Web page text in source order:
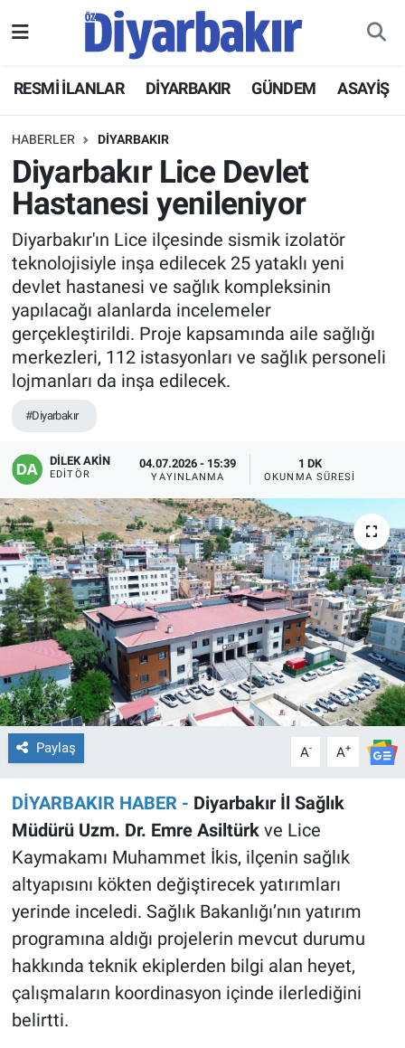
RESMİ İLANLAR DİYARBAKIR GÜNDEM ASAYİŞ
HABERLER DİYARBAKIR
Diyarbakır Lice Devlet
Hastanesi yenileniyor
Diyarbakır'ın Lice ilçesinde sismik izolatör
teknolojisiyle inşa edilecek 25 yataklı yeni
devlet hastanesi ve sağlık kompleksinin
yapılacağı alanlarda incelemeler
gerçekleştirildi. Proje kapsamında aile sağlığı
merkezleri, 112 istasyonları ve sağlık personeli
lojmanları da inşa edilecek.
#Diyarbakır
DİLEK AKİN
EDITÖR
04.07.2026 - 15:39
YAYINLANMA
1 DK
OKUNMA SÜRESI
Paylaş A- A+
DİYARBAKIR HABER - Diyarbakır İl Sağlık
Müdürü Uzm. Dr. Emre Asiltürkve Lice
Kaymakamı Muhammet İkis, ilçenin sağlık
altyapısını kökten değiştirecek yatırımları
yerinde inceledi. Sağlık Bakanlığı’nın yatırım
programına aldığı projelerin mevcut durumu
hakkında teknik ekiplerden bilgi alan heyet,
çalışmaların koordinasyon içinde ilerlediğini
belirtti.
ASAYİŞ
DİYARBAKIR
EKONOMİ
GÜNDEM
BÖLGE
DÜNYA
KÜLTÜR SANAT
POLİTİKA
SAĞLIK
SPOR
TEKNOLOJİ
Hava Durumu
Namaz Vakitleri
Trafik Durumu
Süper Lig Puan Durumu ve Fikstür
Tüm Manşetler
Son Dakika Haberleri
Haber Arşivi